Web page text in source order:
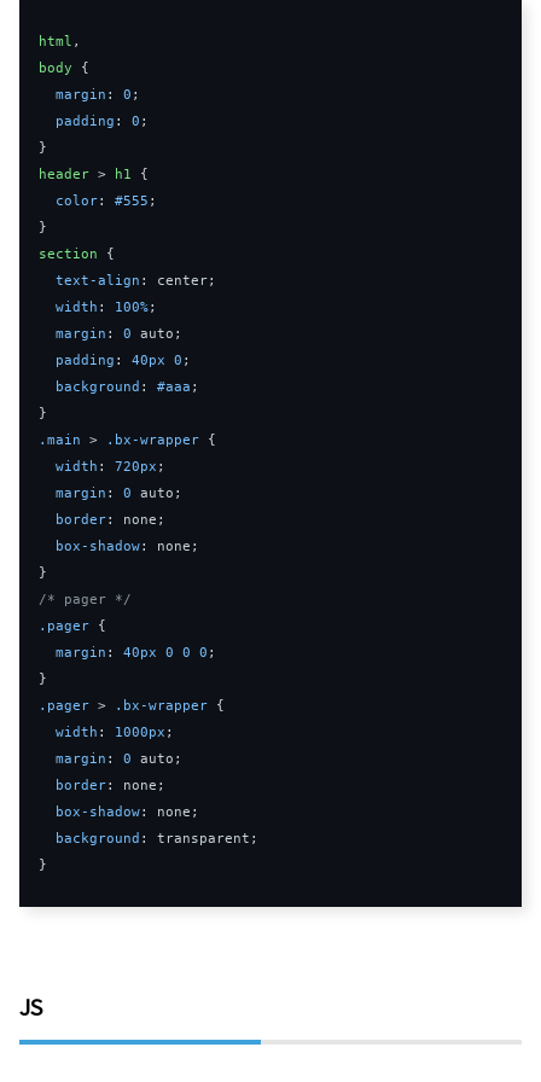
html ,
body
{
margin : 0 ;
padding : 0 ;
}
header > h1
{
color: #555 ;
}
section
{
text -align : center;
width : 100%;
margin : 0 auto ;
padding : 40px 0 ;
background : #aaa ;
}
. main > . bx -wrapper {
width : 720px ;
margin : 0 auto ;
border: none ;
box - shadow: none ;
}
/* pager */
. pager {
margin : 40px 0 0 0 ;
}
. pager > . bx -wrapper {
width : 1000px ;
margin : 0 auto ;
border: none ;
box - shadow: none ;
background : transparent ;
}
JS